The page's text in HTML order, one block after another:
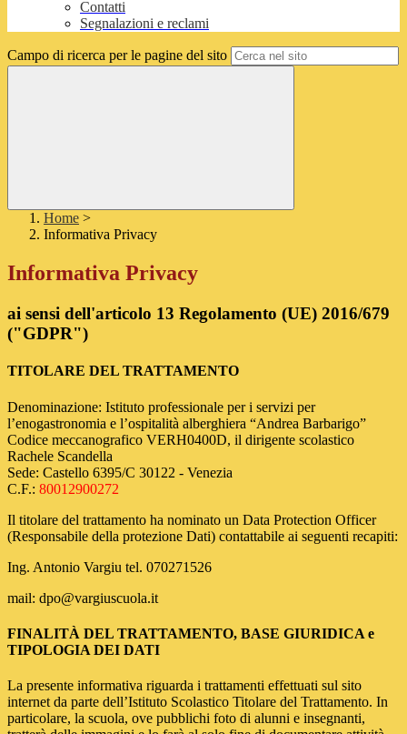
Contatti
Segnalazioni e reclami
Campo di ricerca per le pagine del sito
Home >
Informativa Privacy
Informativa Privacy
ai sensi dell'articolo 13 Regolamento (UE) 2016/679
("GDPR")
TITOLARE DEL TRATTAMENTO
Denominazione: Istituto professionale per i servizi per
l’enogastronomia e l’ospitalità alberghiera “Andrea Barbarigo”
Codice meccanografico VERH0400D, il dirigente scolastico
Rachele Scandella
Sede: Castello 6395/C 30122 - Venezia
C.F.: 80012900272
Il titolare del trattamento ha nominato un Data Protection Officer
(Responsabile della protezione Dati) contattabile ai seguenti recapiti:
Ing. Antonio Vargiu tel. 070271526
mail: dpo@vargiuscuola.it
FINALITÀ DEL TRATTAMENTO, BASE GIURIDICA e
TIPOLOGIA DEI DATI
La presente informativa riguarda i trattamenti effettuati sul sito
internet da parte dell’Istituto Scolastico Titolare del Trattamento. In
particolare, la scuola, ove pubblichi foto di alunni e insegnanti,